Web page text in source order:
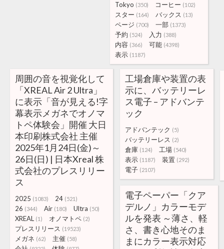
Tokyo (350) コーヒー (102)
スター (164) バックス (13)
ページ (700) 一部 (1373)
予約 (524) 入力 (388)
内容 (366) 可能 (4398)
表示 (1187)
周囲の音を視覚化して
「XREAL Air 2 Ultra」
に表示「音が見える!字
幕表示メガネでオノマ
トペ体験会」開催 大日
本印刷株式会社 主催
2025年1月24日(金)～
26日(日) | 日本Xreal 株
式会社のプレスリリー
ス
2025 (1083) 24 (521)
26 (344) Air (180) Ultra (50)
XREAL (1) オノマトペ (2)
プレスリリース (19523)
メガネ (62) 主催 (58)
工場倉庫や装置の表
示に、バッテリーレ
ス電子 – アドバンテ
ック
アドバンテック (5)
バッテリーレス (2)
倉庫 (124) 工場 (540)
表示 (1187) 装置 (292)
電子 (2107)
電子ペーパー「クア
デルノ」カラーモデ
ルを発表 ～薄さ、軽
さ、書き心地そのま
まにカラー表示対応